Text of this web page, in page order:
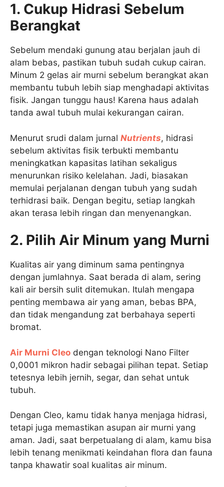
1. Cukup Hidrasi Sebelum
Berangkat
Sebelum mendaki gunung atau berjalan jauh di
alam bebas, pastikan tubuh sudah cukup cairan.
Minum 2 gelas air murni sebelum berangkat akan
membantu tubuh lebih siap menghadapi aktivitas
fisik. Jangan tunggu haus! Karena haus adalah
tanda awal tubuh mulai kekurangan cairan.
Menurut srudi dalam jurnal Nutrients, hidrasi
sebelum aktivitas fisik terbukti membantu
meningkatkan kapasitas latihan sekaligus
menurunkan risiko kelelahan. Jadi, biasakan
memulai perjalanan dengan tubuh yang sudah
terhidrasi baik. Dengan begitu, setiap langkah
akan terasa lebih ringan dan menyenangkan.
2. Pilih Air Minum yang Murni
Kualitas air yang diminum sama pentingnya
dengan jumlahnya. Saat berada di alam, sering
kali air bersih sulit ditemukan. Itulah mengapa
penting membawa air yang aman, bebas BPA,
dan tidak mengandung zat berbahaya seperti
bromat.
Air Murni Cleo dengan teknologi Nano Filter
0,0001 mikron hadir sebagai pilihan tepat. Setiap
tetesnya lebih jernih, segar, dan sehat untuk
tubuh.
Dengan Cleo, kamu tidak hanya menjaga hidrasi,
tetapi juga memastikan asupan air murni yang
aman. Jadi, saat berpetualang di alam, kamu bisa
lebih tenang menikmati keindahan flora dan fauna
tanpa khawatir soal kualitas air minum.